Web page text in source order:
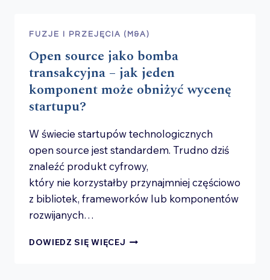
BŁĘDNA
KWALIFIKACJA
PROJEKTU
MOŻE
KOSZTOWAĆ
MILIONY?
FUZJE I PRZEJĘCIA (M&A)
Open source jako bomba
transakcyjna – jak jeden
komponent może obniżyć wycenę
startupu?
W świecie startupów technologicznych
open source jest standardem. Trudno dziś
znaleźć produkt cyfrowy,
który nie korzystałby przynajmniej częściowo
z bibliotek, frameworków lub komponentów
rozwijanych…
DOWIEDZ SIĘ WIĘCEJ OPEN SOURCE JAKO